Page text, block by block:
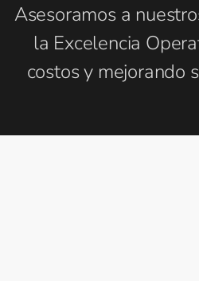
Asesoramos a
la Excelencia
costos y mejorando